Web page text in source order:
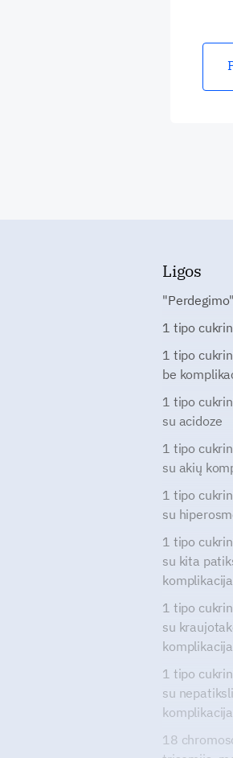
Ligos
1 tipo
1 tipo
be
1 tipo
su acidoze
1 tipo
su akių
1 tipo
su
1 tipo
su kita
komplikacija
1 tipo
su
komplikacija
1 tipo
su
komplikacija
18